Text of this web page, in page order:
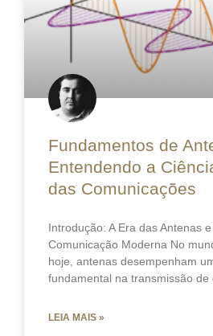
Fundamentos de
Entendendo a
das Comunicações
Introdução: A Era das Antenas
Comunicação Moderna No
hoje, antenas desempenham
fundamental na transmissão de
LEIA MAIS »